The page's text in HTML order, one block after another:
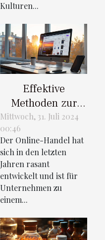
Kulturen...
Effektive
Methoden zur
Steigerung der
Kundentreue im
Online-Handel
Mittwoch, 31. Juli 2024
00:46
Der Online-Handel hat
sich in den letzten
Jahren rasant
entwickelt und ist für
Unternehmen zu
einem...